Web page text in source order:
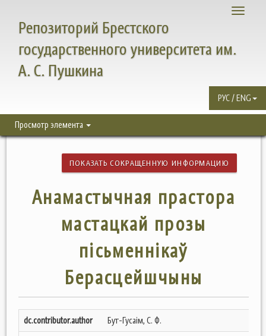
Toggle
Репозиторий Брестского
государственного университета им.
А. С. Пушкина
РУС / ENG
Просмотр элемента
ПОКАЗАТЬ СОКРАЩЕННУЮ ИНФОРМАЦИЮ
Анамастычная прастора
мастацкай прозы
пісьменнікаў
Берасцейшчыны
dc.contributor.author
Бут-Гусаім, С. Ф.